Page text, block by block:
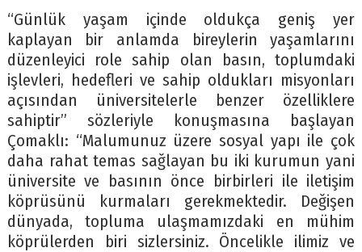
“Günlük yaşam içinde oldukça geniş yer
kaplayan bir anlamda bireylerin yaşamlarını
düzenleyici role sahip olan basın, toplumdaki
işlevleri, hedefleri ve sahip oldukları misyonları
açısından üniversitelerle benzer özelliklere
sahiptir” sözleriyle konuşmasına başlayan
Çomaklı: “Malumunuz üzere sosyal yapı ile çok
daha rahat temas sağlayan bu iki kurumun yani
üniversite ve basının önce birbirleri ile iletişim
köprüsünü kurmaları gerekmektedir. Değişen
dünyada, topluma ulaşmamızdaki en mühim
köprülerden biri sizlersiniz. Öncelikle ilimiz ve